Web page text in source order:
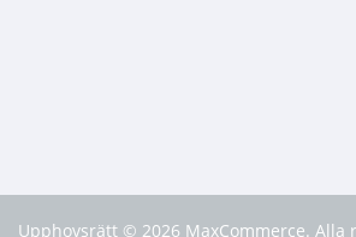
Upphovsrätt © 2026 MaxCommerce. Alla